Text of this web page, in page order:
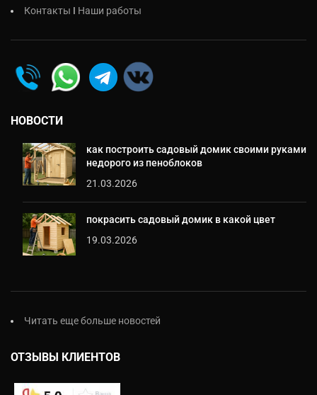
Контакты I Наши работы
НОВОСТИ
как построить садовый домик своими руками
недорого из пеноблоков
21.03.2026
покрасить садовый домик в какой цвет
19.03.2026
Читать еще больше новостей
ОТЗЫВЫ КЛИЕНТОВ